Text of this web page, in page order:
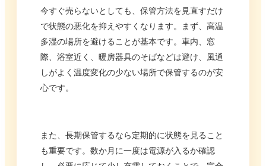
今すぐ売らないとしても、保管方法を見直すだけ
で状態の悪化を抑えやすくなります。まず、高温
多湿の場所を避けることが基本です。車内、窓
際、浴室近く、暖房器具のそばなどは避け、風通
しがよく温度変化の少ない場所で保管するのが安
心です。
また、長期保管するなら定期的に状態を見ること
も重要です。数か月に一度は電源が入るか確認